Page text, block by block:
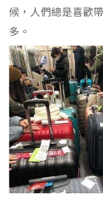
候，人們總是喜歡
多。